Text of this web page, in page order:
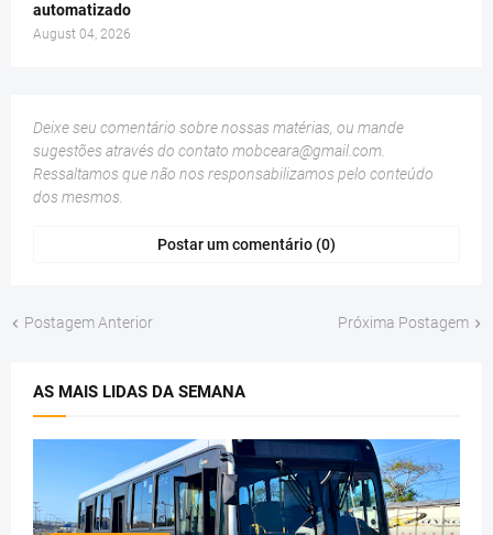
automatizado
August 04, 2026
Deixe seu comentário sobre nossas matérias, ou mande
sugestões através do contato mobceara@gmail.com
Ressaltamos que não nos responsabilizamos pelo conteúdo
dos mesmos.
Postar um comentário (0)
Postagem Anterior Próxima Postagem
AS MAIS LIDAS DA SEMANA